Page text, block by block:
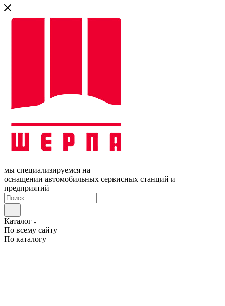
мы специализируемся на
оснащении автомобильных сервисных станций и
предприятий
Каталог
По всему сайту
По каталогу